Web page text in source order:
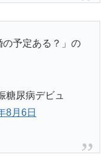
予定ある？」の
尿病デビュ
8月6日